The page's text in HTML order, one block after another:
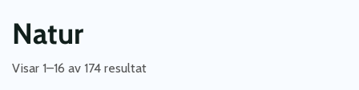
Natur
Visar 1–16 av 174 resultat